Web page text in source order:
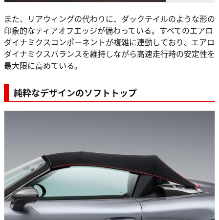
また、リアウィングの代わりに、ダックテイルのような形の
印象的なティアオフエッジが備わっている。すべてのエアロ
ダイナミクスコンポーネントが複雑に連動しており、エアロ
ダイナミクスバランスを維持しながら高速走行時の安定性を
最大限に高めている。
純粋なデザインのソフトトップ